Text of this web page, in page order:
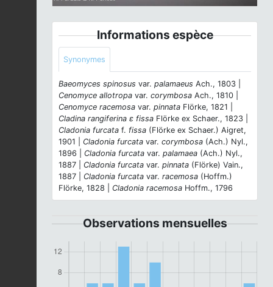
Informations espèce
Synonymes
Baeomyces spinosus var. palamaeus Ach., 1803 |
Cenomyce allotropa var. corymbosa Ach., 1810 |
Cenomyce racemosa var. pinnata Flörke, 1821 |
Cladina rangiferina ε fissa Flörke ex Schaer., 1823 |
Cladonia furcata f. fissa (Flörke ex Schaer.) Aigret,
1901 | Cladonia furcata var. corymbosa (Ach.) Nyl.,
1896 | Cladonia furcata var. palamaea (Ach.) Nyl.,
1887 | Cladonia furcata var. pinnata (Flörke) Vain.,
1887 | Cladonia furcata var. racemosa (Hoffm.)
Flörke, 1828 | Cladonia racemosa Hoffm., 1796
Observations mensuelles